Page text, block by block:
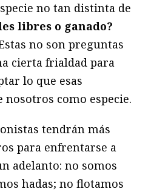
no tan distinta de
libres o ganado?
no son preguntas
cierta frialdad para
lo que esas
nosotros como especie.
tendrán más
para enfrentarse a
adelanto: no somos
hadas; no flotamos